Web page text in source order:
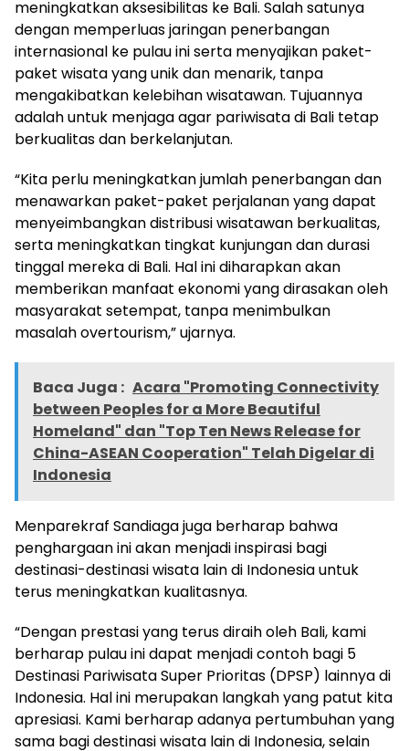
meningkatkan aksesibilitas ke Bali. Salah satunya
dengan memperluas jaringan penerbangan
internasional ke pulau ini serta menyajikan paket-
paket wisata yang unik dan menarik, tanpa
mengakibatkan kelebihan wisatawan. Tujuannya
adalah untuk menjaga agar pariwisata di Bali tetap
berkualitas dan berkelanjutan.
“Kita perlu meningkatkan jumlah penerbangan dan
menawarkan paket-paket perjalanan yang dapat
menyeimbangkan distribusi wisatawan berkualitas,
serta meningkatkan tingkat kunjungan dan durasi
tinggal mereka di Bali. Hal ini diharapkan akan
memberikan manfaat ekonomi yang dirasakan oleh
masyarakat setempat, tanpa menimbulkan
masalah overtourism,” ujarnya.
Baca Juga : Acara "Promoting Connectivity
between Peoples for a More Beautiful
Homeland" dan "Top Ten News Release for
China-ASEAN Cooperation" Telah Digelar di
Indonesia
Menparekraf Sandiaga juga berharap bahwa
penghargaan ini akan menjadi inspirasi bagi
destinasi-destinasi wisata lain di Indonesia untuk
terus meningkatkan kualitasnya.
“Dengan prestasi yang terus diraih oleh Bali, kami
berharap pulau ini dapat menjadi contoh bagi 5
Destinasi Pariwisata Super Prioritas (DPSP) lainnya di
Indonesia. Hal ini merupakan langkah yang patut kita
apresiasi. Kami berharap adanya pertumbuhan yang
sama bagi destinasi wisata lain di Indonesia, selain